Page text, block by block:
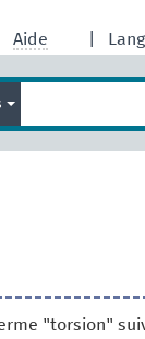
Aide
terme
de
"torsion"